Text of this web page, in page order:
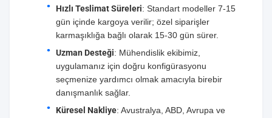
Hızlı Teslimat Süreleri: Standart modeller 7-15
gün içinde kargoya verilir; özel siparişler
karmaşıklığa bağlı olarak 15-30 gün sürer.
Uzman Desteği: Mühendislik ekibimiz,
uygulamanız için doğru konfigürasyonu
seçmenize yardımcı olmak amacıyla birebir
danışmanlık sağlar.
Küresel Nakliye: Avustralya, ABD, Avrupa ve